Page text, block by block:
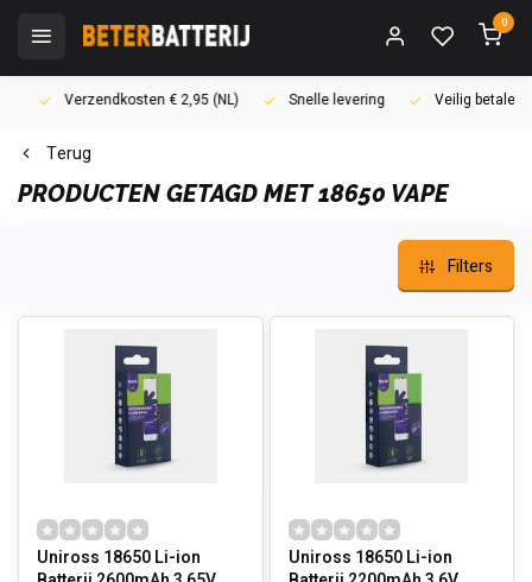
0
Verzendkosten € 2,95 (NL) Snelle levering Veilig betalen
Terug
PRODUCTEN GETAGD MET 18650 VAPE
Filters
Uniross 18650 Li-ion
Uniross 18650 Li-ion